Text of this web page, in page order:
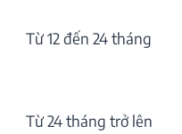
Từ 12 đến 24 tháng
Từ 24 tháng trở lên